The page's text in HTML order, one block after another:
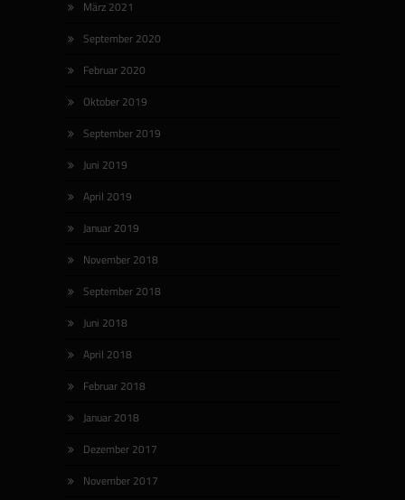
März 2021
September 2020
Februar 2020
Oktober 2019
September 2019
Juni 2019
April 2019
Januar 2019
November 2018
September 2018
Juni 2018
April 2018
Februar 2018
Januar 2018
Dezember 2017
November 2017